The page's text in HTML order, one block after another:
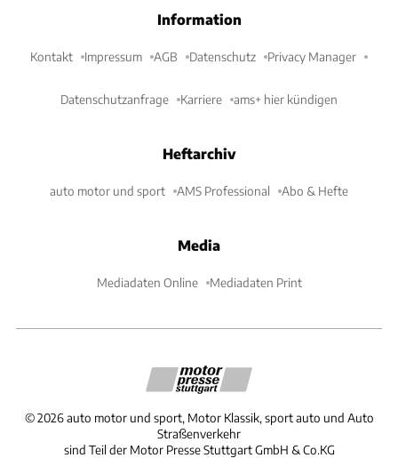
Information
Kontakt Impressum AGB Datenschutz Privacy Manager
Datenschutzanfrage Karriere ams+ hier kündigen
Heftarchiv
auto motor und sport AMS Professional Abo & Hefte
Media
Mediadaten Online Mediadaten Print
©2026 auto motor und sport, Motor Klassik, sport auto und Auto
Straßenverkehr
sind Teil der Motor Presse Stuttgart GmbH & Co.KG